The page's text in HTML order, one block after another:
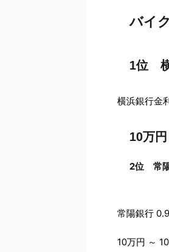
バイ
1位
横浜銀行金
10万
2位 常陽
常陽銀行
10万円 ～